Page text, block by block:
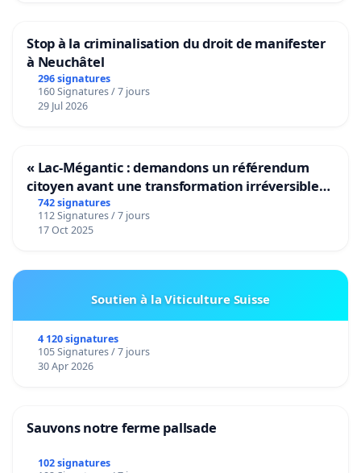
Stop à la criminalisation du droit de manifester
à Neuchâtel
296 signatures
160 Signatures / 7 jours
29 Jul 2026
« Lac-Mégantic : demandons un référendum
citoyen avant une transformation irréversible
de notre territoire »
742 signatures
112 Signatures / 7 jours
17 Oct 2025
Soutien à la Viticulture Suisse
4 120 signatures
105 Signatures / 7 jours
30 Apr 2026
Sauvons notre ferme pallsade
102 signatures